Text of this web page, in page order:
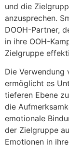
und die
anzusprechen.
DOOH-Partner,
in ihre OOH-
Zielgruppe
Die Verwendung
ermöglicht es
tieferen Ebene
die
emotionale
der Zielgruppe
Emotionen in